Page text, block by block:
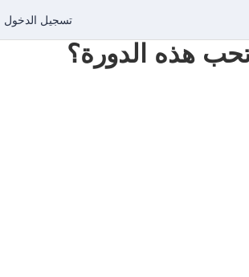
تسجيل الدخول
هذه الدورة؟